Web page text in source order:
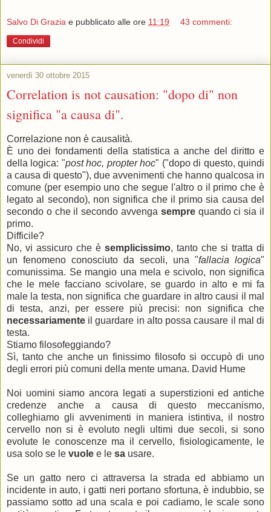
Salvo Di Grazia e pubblicato alle ore 11:19 43 commenti:
Condividi
venerdì 30 ottobre 2015
Correlation is not causation: "dopo di" non
significa "a causa di".
Correlazione non è causalità.
È uno dei fondamenti della statistica a anche del diritto e
della logica: "post hoc, propter hoc" ("dopo di questo, quindi
a causa di questo"), due avvenimenti che hanno qualcosa in
comune (per esempio uno che segue l'altro o il primo che è
legato al secondo), non significa che il primo sia causa del
secondo o che il secondo avvenga sempre quando ci sia il
primo.
Difficile?
No, vi assicuro che è semplicissimo, tanto che si tratta di
un fenomeno conosciuto da secoli, una "fallacia logica"
comunissima. Se mangio una mela e scivolo, non significa
che le mele facciano scivolare, se guardo in alto e mi fa
male la testa, non significa che guardare in altro causi il mal
di testa, anzi, per essere più precisi: non significa che
necessariamente il guardare in alto possa causare il mal di
testa.
Stiamo filosofeggiando?
Sì, tanto che anche un finissimo filosofo si occupò di uno
degli errori più comuni della mente umana. David Hume
Noi uomini siamo ancora legati a superstizioni ed antiche
credenze anche a causa di questo meccanismo,
colleghiamo gli avvenimenti in maniera istintiva, il nostro
cervello non si è evoluto negli ultimi due secoli, si sono
evolute le conoscenze ma il cervello, fisiologicamente, le
usa solo se le vuole e le sa usare.
Se un gatto nero ci attraversa la strada ed abbiamo un
incidente in auto, i gatti neri portano sfortuna, è indubbio, se
passiamo sotto ad una scala e poi cadiamo, le scale sono